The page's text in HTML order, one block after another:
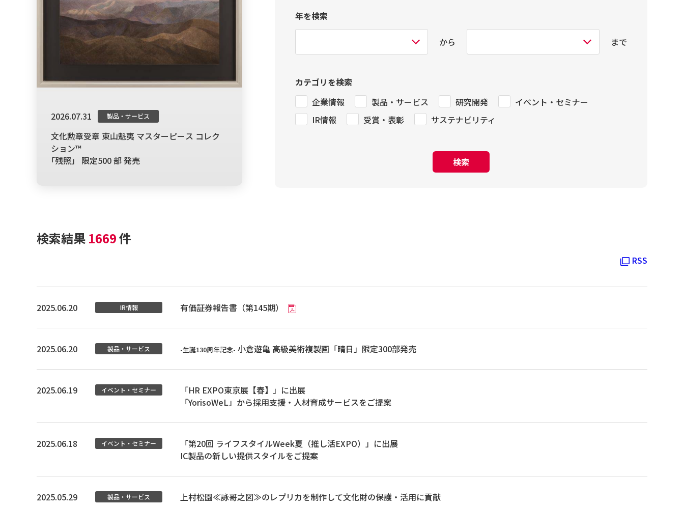
2026.07.31 製品・サービス
文化勲章受章 東山魁夷 マスターピース コレク
ション™
｢残照」 限定500 部 発売
年を検索
から まで
カテゴリを検索
企業情報
製品・サービス 研究開発
イベント・セミナー
IR情報
受賞・表彰 サステナビリティ
検索
検索結果 1669件
RSS
2025.06.20 IR情報 有価証券報告書（第145期）
2025.06.20 製品・サービス -生誕130周年記念- 小倉遊亀 高級美術複製画「晴日」限定300部発売
2025.06.19 イベント・セミナー
「HR EXPO東京展【春】」に出展
「YorisoWeL」から採用支援・人材育成サービスをご提案
2025.06.18 イベント・セミナー
「第20回 ライフスタイルWeek夏（推し活EXPO）」に出展
IC製品の新しい提供スタイルをご提案
2025.05.29 製品・サービス 上村松園≪詠哥之図≫のレプリカを制作して文化財の保護・活用に貢献